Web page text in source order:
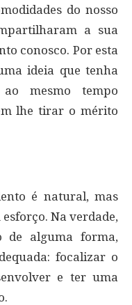
do nosso
a sua
conosco. Por esta
ideia que tenha
mesmo tempo
lhe tirar o mérito
é natural, mas
Na verdade,
de alguma forma,
focalizar o
e ter uma